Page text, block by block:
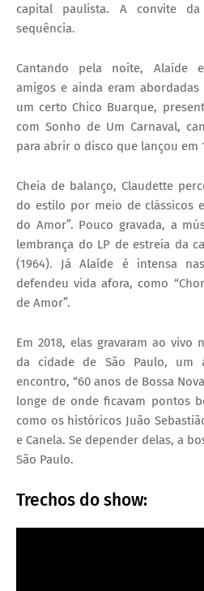
capital paulista. A convite
sequência.
Cantando pela noite, Alaíde
amigos e ainda eram
um certo Chico Buarque,
com Sonho de Um Carnaval,
para abrir o disco que lançou em
Cheia de balanço, Claudette
do estilo por meio de clássicos
do Amor”. Pouco gravada, a
lembrança do LP de estreia da
(1964). Já Alaíde é intensa
defendeu vida afora, como
de Amor”.
Em 2018, elas gravaram ao vivo
da cidade de São Paulo, um
encontro, “60 anos de Bossa
longe de onde ficavam pontos
como os históricos Juão
e Canela. Se depender delas, a
São Paulo.
Trechos do show: